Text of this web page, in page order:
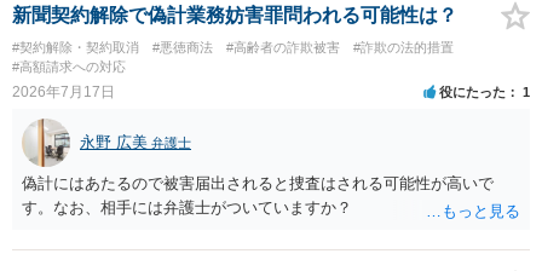
一部含まれています。また、私立大学進学について貴殿が了解したわ
けではないという事情も存在します。 こうした場合には、支払を拒ん
だとしても学費の請求が裁判所によって強制される可能性は低いとい
えます。 以上整理したとおり、貴殿の事情を説明し支払えないと実子
新聞契約解除で偽計業務妨害罪問われる可能性は？
#契約解除・契約取消 #悪徳商法 #高齢者の詐欺被害
#詐欺の法的措置
#高額請求への対応
2026年7月17日 役にたった 1
永野 広美 弁護士
偽計にはあたるので被害届出されると捜査はされる可能性が高いで
す。なお、相手には弁護士がついていますか？